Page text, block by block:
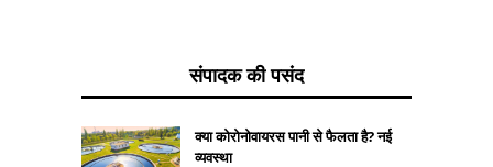
संपादक की पसंद
क्या कोरोनोवायरस पानी से फैलता है? नई
व्यवस्था